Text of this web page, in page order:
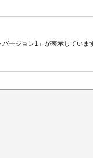
ージョン1」が表示していま